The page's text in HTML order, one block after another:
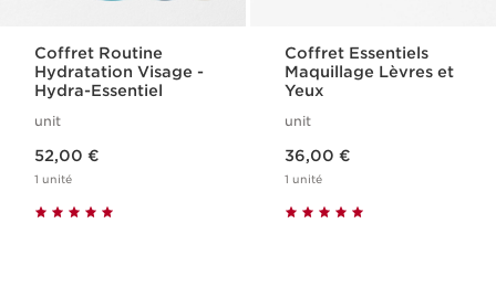
Coffret Routine
Hydratation Visage -
Hydra-Essentiel
unit
52,00 €
1 unité
Coffret Essentiels
Maquillage Lèvres et
Yeux
unit
36,00 €
1 unité